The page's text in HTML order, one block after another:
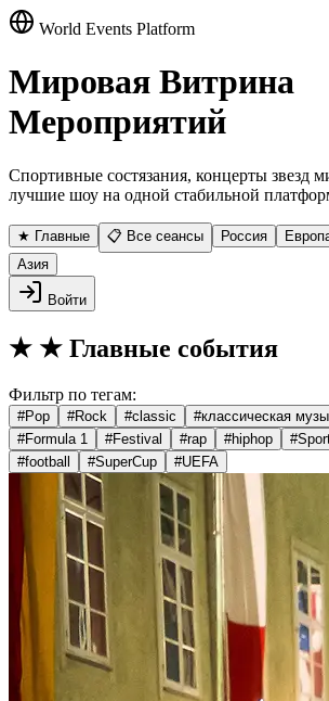
World Events Platform
Мировая Витрина
Мероприятий
Спортивные состязания, концерты звезд
лучшие шоу на одной стабильной
★ Главные 📋 Все сеансы Россия
Азия
Войти
★ ★ Главные события
Фильтр по тегам:
#Pop #Rock #classic #классическая
#Formula 1 #Festival #rap #hiphop #
#football #SuperCup #UEFA